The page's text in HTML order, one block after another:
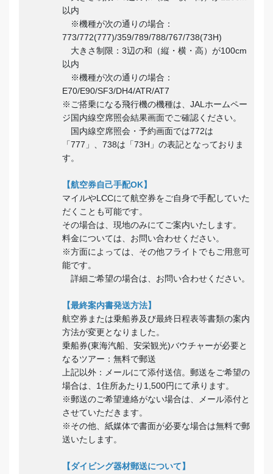
以内
※機種が次の通りの場合：
773/772(777)/359/789/788/767/738(73H)
大きさ制限：3辺の和（縦・横・高）が100cm
以内
※機種が次の通りの場合：
E70/E90/SF3/DH4/ATR/AT7
※ご搭乗になる飛行機の機種は、JALホームペー
ジ国内線空席照会結果画面でご確認ください。
国内線空席照会・予約画面では772は
「777」、738は「73H」の表記となっておりま
す。
【航空券自己手配OK】
マイルやLCCにて航空券をご自身で手配していた
だくことも可能です。
その場合は、現地のみにてご案内いたします。
料金については、お問い合わせください。
※方面によっては、その他フライトでもご用意可
能です。
詳細ご希望の場合は、お問い合わせください。
【最終案内書発送方法】
航空券または乗船券及び最終日程表等書類の案内
方法が変更となりました。
乗船券(東海汽船、安栄観光)バウチャーが必要と
なるツアー：無料で郵送
上記以外：メールにて添付送信。郵送をご希望の
場合は、1住所あたり1,500円にて承ります。
※郵送のご希望連絡がない場合は、メール添付と
させていただきます。
※その他、紙媒体で書面が必要な場合は無料で郵
送いたします。
【ダイビング器材郵送について】